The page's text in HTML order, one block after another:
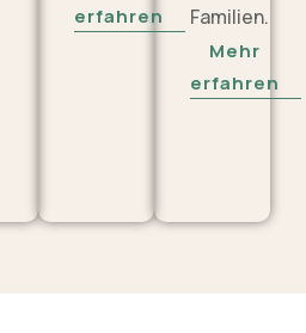
erfahren
Familien.
Mehr
erfahren